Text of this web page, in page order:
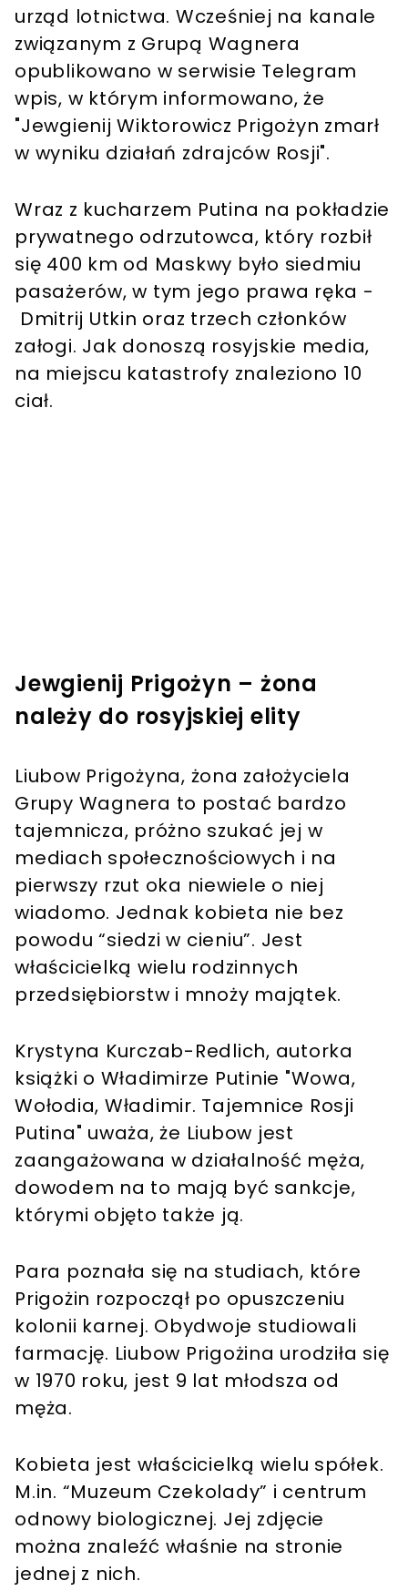
urząd lotnictwa. Wcześniej na kanale
związanym z Grupą Wagnera
opublikowano w serwisie Telegram
wpis, w którym informowano, że
"Jewgienij Wiktorowicz Prigożyn zmarł
w wyniku działań zdrajców Rosji".
Wraz z kucharzem Putina na pokładzie
prywatnego odrzutowca, który rozbił
się 400 km od Maskwy było siedmiu
pasażerów, w tym jego prawa ręka -
Dmitrij Utkin oraz trzech członków
załogi. Jak donoszą rosyjskie media,
na miejscu katastrofy znaleziono 10
ciał.
Jewgienij Prigożyn – żona
należy do rosyjskiej elity
Liubow Prigożyna, żona założyciela
Grupy Wagnera to postać bardzo
tajemnicza, próżno szukać jej w
mediach społecznościowych i na
pierwszy rzut oka niewiele o niej
wiadomo. Jednak kobieta nie bez
powodu “siedzi w cieniu”. Jest
właścicielką wielu rodzinnych
przedsiębiorstw i mnoży majątek.
Krystyna Kurczab-Redlich, autorka
książki o Władimirze Putinie "Wowa,
Wołodia, Władimir. Tajemnice Rosji
Putina" uważa, że Liubow jest
zaangażowana w działalność męża,
dowodem na to mają być sankcje,
którymi objęto także ją.
Para poznała się na studiach, które
Prigożin rozpoczął po opuszczeniu
kolonii karnej. Obydwoje studiowali
farmację. Liubow Prigożina urodziła się
w 1970 roku, jest 9 lat młodsza od
męża.
Kobieta jest właścicielką wielu spółek.
M.in. “Muzeum Czekolady” i centrum
odnowy biologicznej. Jej zdjęcie
można znaleźć właśnie na stronie
jednej z nich.